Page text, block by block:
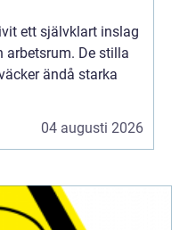
ett självklart inslag
arbetsrum. De stilla
ändå starka
04 augusti 2026